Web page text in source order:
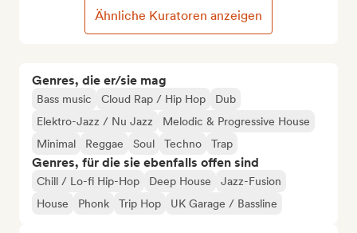
Genres, die er/sie mag
Bass music Cloud Rap / Hip Hop
Dub
Elektro-Jazz / Nu Jazz
Melodic & Progressive House
Minimal
Reggae Soul Techno Trap
Genres, für die sie ebenfalls offen sind
Chill / Lo-fi Hip-Hop Deep House
Jazz-Fusion
House
Phonk Trip Hop UK Garage / Bassline
Ähnliche Kuratoren anzeigen